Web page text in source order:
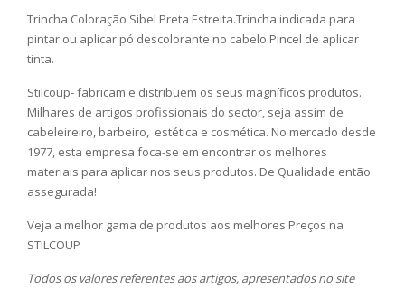
Trincha Coloração Sibel Preta Estreita.Trincha indicada para
pintar ou aplicar pó descolorante no cabelo.Pincel de aplicar
tinta.
Stilcoup- fabricam e distribuem os seus magníficos produtos.
Milhares de artigos profissionais do sector, seja assim de
cabeleireiro, barbeiro, estética e cosmética. No mercado desde
1977, esta empresa foca-se em encontrar os melhores
materiais para aplicar nos seus produtos. De Qualidade então
assegurada!
Veja a melhor gama de produtos aos melhores Preços na
STILCOUP
Todos os valores referentes aos artigos, apresentados no site